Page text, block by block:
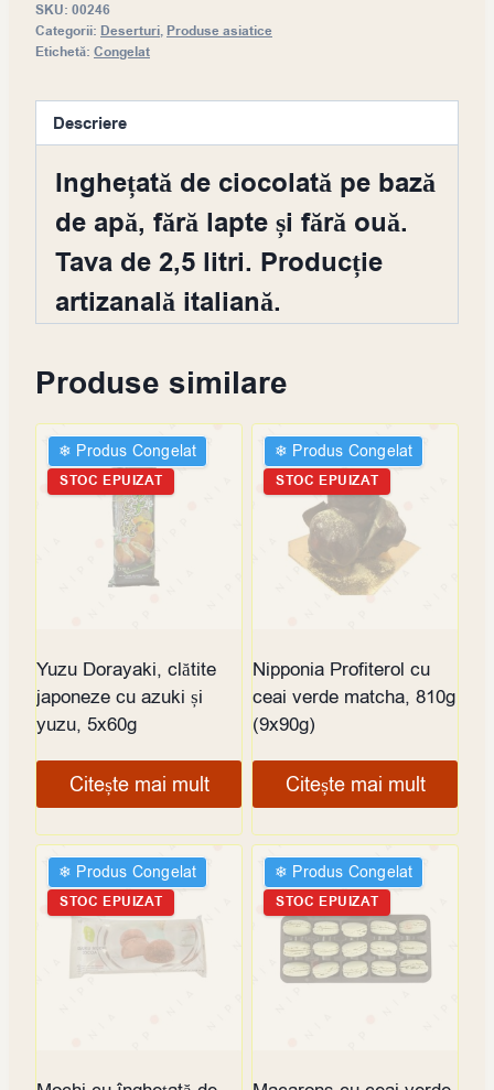
SKU: 00246
Categorii: Deserturi, Produse asiatice
Etichetă: Congelat
Descriere
Inghețată de ciocolată pe bază
de apă, fără lapte și fără ouă.
Tava de 2,5 litri. Producție
artizanală italiană.
Produse similare
❄︎ Produs Congelat
STOC EPUIZAT
Yuzu Dorayaki, clătite
japoneze cu azuki și
yuzu, 5x60g
Citește mai mult
❄︎ Produs Congelat
STOC EPUIZAT
Nipponia Profiterol cu
ceai verde matcha, 810g
(9x90g)
Citește mai mult
❄︎ Produs Congelat
STOC EPUIZAT
❄︎ Produs Congelat
STOC EPUIZAT